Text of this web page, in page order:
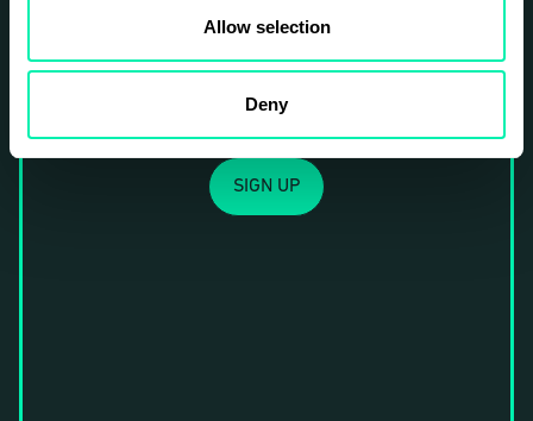
Allow selection
Deny
på Hötorget för att ta del av huvudprogrammet
på Breakits Resilience Summit.Häng med oss
resilient digital framtid!Varmt välkomna,Akamai
& Epicenter
SIGN UP